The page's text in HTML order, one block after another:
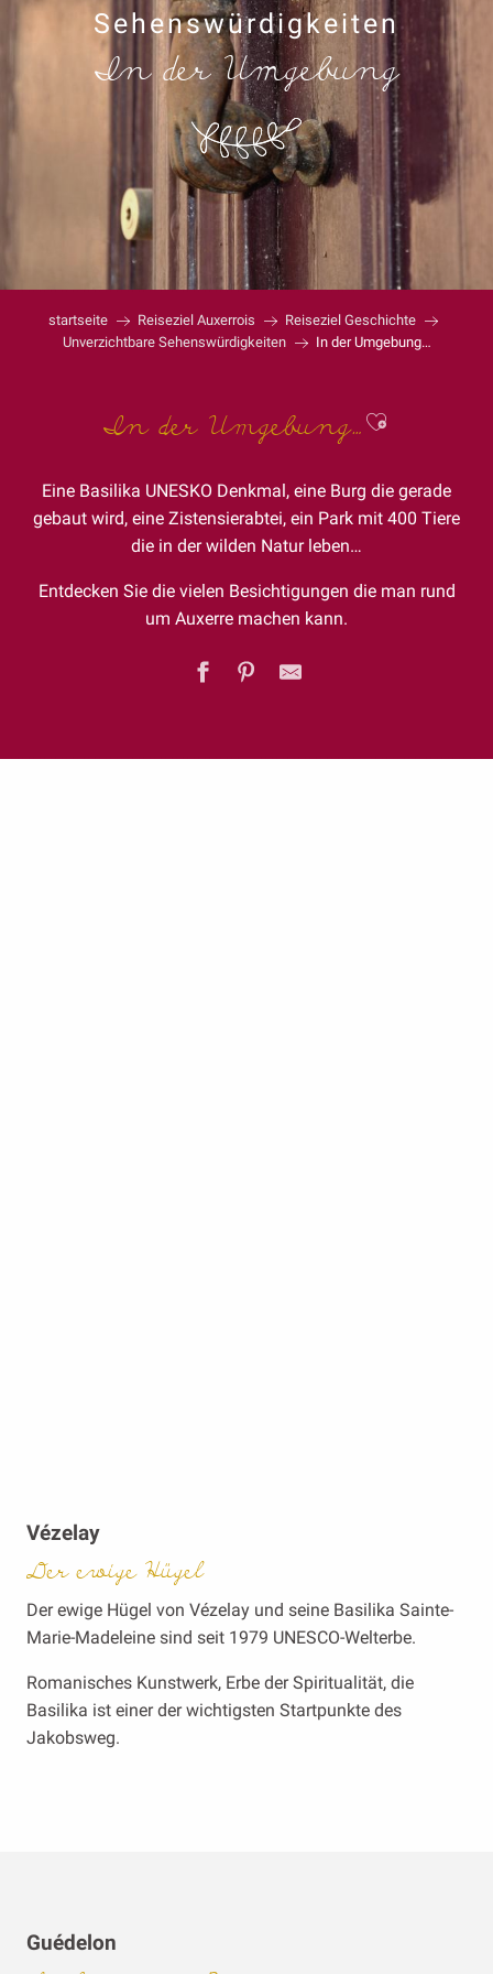
Sehenswürdigkeiten
In der Umgebung
startseite Reiseziel Auxerrois
Reiseziel Geschichte
Unverzichtbare Sehenswürdigkeiten
In der Umgebung…
In der Umgebung…Ajouter
Eine Basilika UNESKO Denkmal, eine Burg die gerade
gebaut wird, eine Zistensierabtei, ein Park mit 400 Tiere
die in der wilden Natur leben…
Entdecken Sie die vielen Besichtigungen die man rund
um Auxerre machen kann.
Vézelay
Der ewige Hügel
Der ewige Hügel von Vézelay und seine Basilika Sainte-
Marie-Madeleine sind seit 1979 UNESCO-Welterbe.
Romanisches Kunstwerk, Erbe der Spiritualität, die
Basilika ist einer der wichtigsten Startpunkte des
Jakobsweg.
Guédelon